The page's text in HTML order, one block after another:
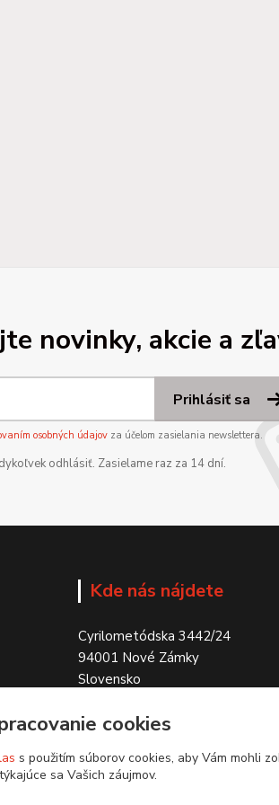
novinky, akcie a
Prihlásiť sa
osobných údajovza účelom zasielania newslettera.
odhlásiť. Zasielame raz za 14 dní.
Kde nás nájdete
Cyrilometódska 3442/24
94001 Nové Zámky
Slovensko
cookies
s použitím súborov cookies, aby Vám mohli
týkajúce sa Vašich záujmov.